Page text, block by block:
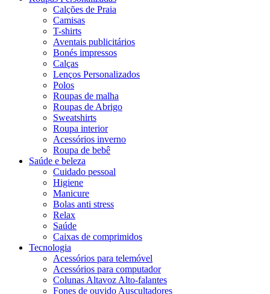
Calções de Praia
Camisas
T-shirts
Aventais publicitários
Bonés impressos
Calças
Lenços Personalizados
Polos
Roupas de malha
Roupas de Abrigo
Sweatshirts
Roupa interior
Acessórios inverno
Roupa de bebê
Saúde e beleza
Cuidado pessoal
Higiene
Manicure
Bolas anti stress
Relax
Saúde
Caixas de comprimidos
Tecnologia
Acessórios para telemóvel
Acessórios para computador
Colunas Altavoz Alto-falantes
Fones de ouvido Auscultadores